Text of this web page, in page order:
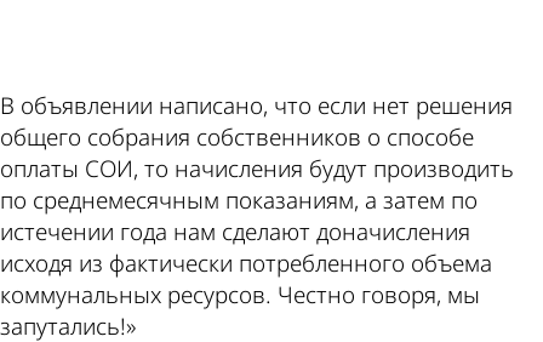
В объявлении написано, что если нет решения
общего собрания собственников о способе
оплаты СОИ, то начисления будут производить
по среднемесячным показаниям, а затем по
истечении года нам сделают доначисления
исходя из фактически потребленного объема
коммунальных ресурсов. Честно говоря, мы
запутались!»